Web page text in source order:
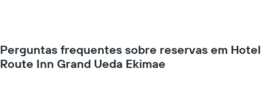
quarto
a
Perguntas frequentes sobre reservas em Hotel
Route Inn Grand Ueda Ekimae